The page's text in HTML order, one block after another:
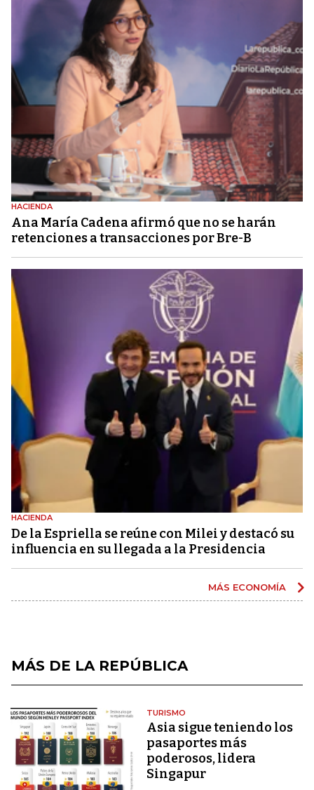
HACIENDA
Ana María Cadena afirmó que no se harán
retenciones a transacciones por Bre-B
HACIENDA
De la Espriella se reúne con Milei y destacó su
influencia en su llegada a la Presidencia
MÁS ECONOMÍA
MÁS DE LA REPÚBLICA
TURISMO
Asia sigue teniendo los
pasaportes más
poderosos, lidera
Singapur